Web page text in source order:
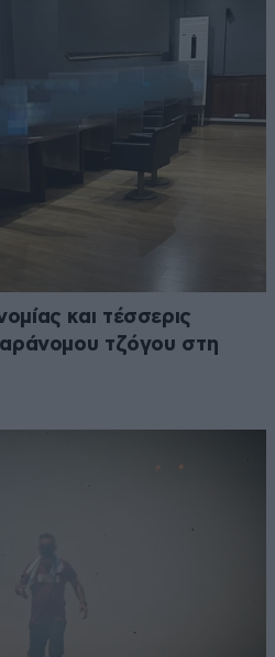
και τέσσερις
τζόγου στη